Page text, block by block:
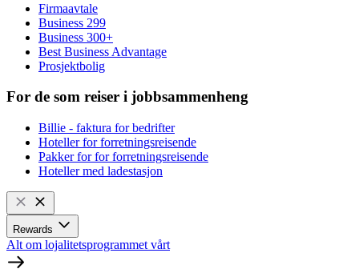
Firmaavtale
Business 299
Business 300+
Best Business Advantage
Prosjektbolig
For de som reiser i jobbsammenheng
Billie - faktura for bedrifter
Hoteller for forretningsreisende
Pakker for for forretningsreisende
Hoteller med ladestasjon
Rewards
Alt om lojalitetsprogrammet vårt